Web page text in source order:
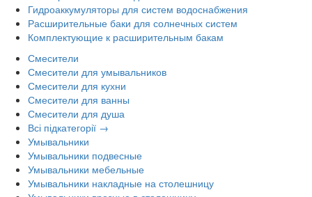
Гидроаккумуляторы для систем водоснабжения
Расширительные баки для солнечных систем
Комплектующие к расширительным бакам
Смесители
Смесители для умывальников
Смесители для кухни
Смесители для ванны
Смесители для душа
Всі підкатегорії →
Умывальники
Умывальники подвесные
Умывальники мебельные
Умывальники накладные на столешницу